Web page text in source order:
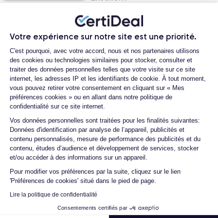
Votre expérience sur notre site est une priorité.
Plateforme de Gestion du
C'est pourquoi, avec votre accord, nous et nos partenaires utilisons
des cookies ou technologies similaires pour stocker, consulter et
traiter des données personnelles telles que votre visite sur ce site
internet, les adresses IP et les identifiants de cookie. À tout moment,
vous pouvez retirer votre consentement en cliquant sur « Mes
préférences cookies » ou en allant dans notre politique de
confidentialité sur ce site internet.
Vos données personnelles sont traitées pour les finalités suivantes:
Données d'identification par analyse de l’appareil, publicités et
contenu personnalisés, mesure de performance des publicités et du
contenu, études d’audience et développement de services, stocker
et/ou accéder à des informations sur un appareil.
Pour modifier vos préférences par la suite, cliquez sur le lien
'Préférences de cookies' situé dans le pied de page.
Lire la politique de confidentialité
Consentements certifiés par
Axeptio consent
Autonomie & Recharge
Équipé d’une batterie de4 000 mAh, le Galaxy S21 tient une
journée en usage mixte. Il supporte la recharge rapide filaire
W, la recharge sans fil (standard Qi) ainsi que le partage
d’énergie (Wireless PowerShare). :contentReference[oaicite:6]
{index=6}
Prix de lancement
Le prix de lancement aux États-Unis était de799 $pour le
modèle 128 Go, soit une baisse de ~200 $ par rapport à la
génération précédente. :contentReference[oaicite:7]{index=7}
En Europe, le Galaxy S21 était proposé à partir de
la version 128 Go. :contentReference[oaicite:8]{index=8}
Jean-yves J.
26/07/26
Merci beaucoup à l’équipe, iPhone 15 pro max d’un état comme
neuf comme la batterie. Je suis très content de mon achat et
...
12/07/26